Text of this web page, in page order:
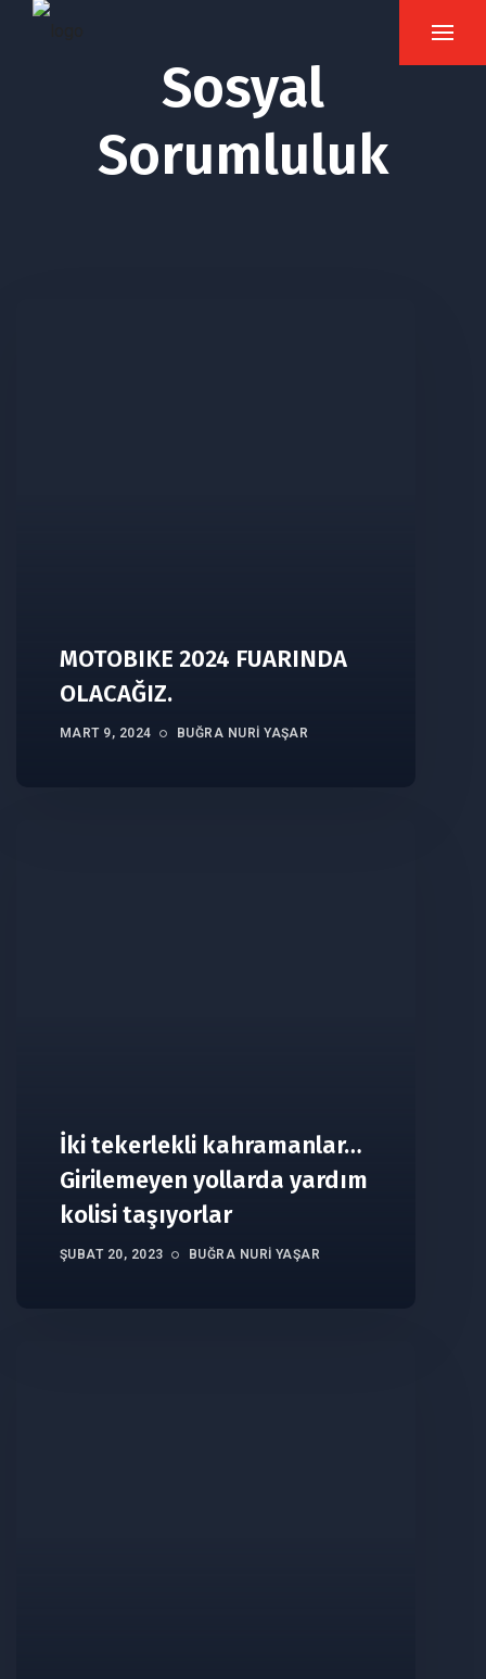
Sosyal
Sorumluluk
MOTOBIKE 2024 FUARINDA
OLACAĞIZ.
MART 9, 2024 BUĞRA NURI YAŞAR
İki tekerlekli kahramanlar…
Girilemeyen yollarda yardım
kolisi taşıyorlar
ŞUBAT 20, 2023 BUĞRA NURI YAŞAR